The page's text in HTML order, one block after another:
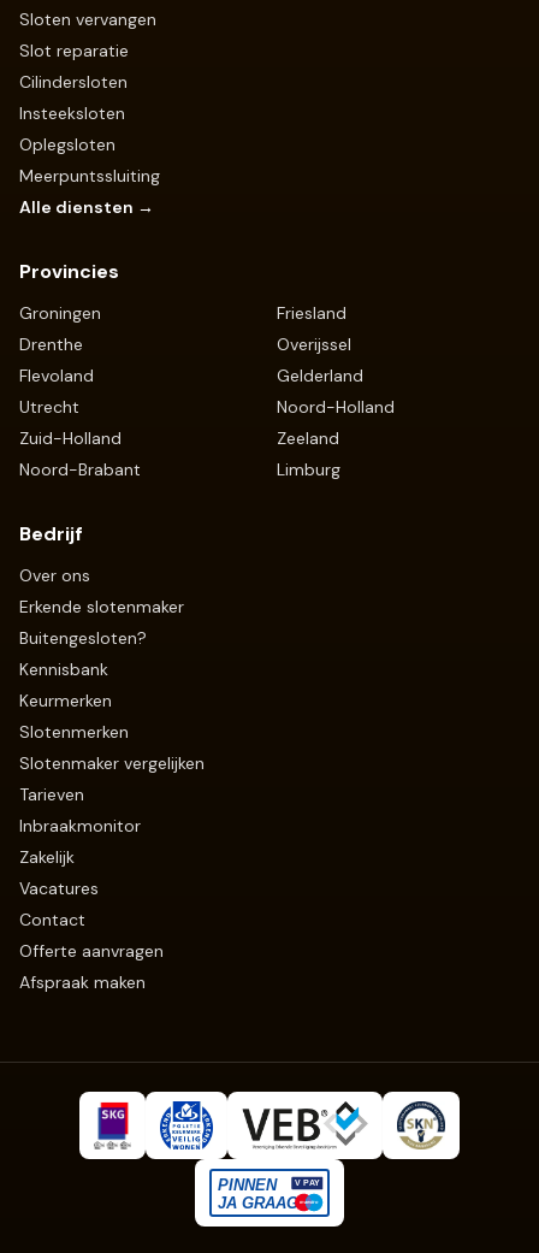
Sloten vervangen
Slot reparatie
Cilindersloten
Insteeksloten
Oplegsloten
Meerpuntssluiting
Alle diensten →
Provincies
Groningen
Friesland
Drenthe
Overijssel
Flevoland
Gelderland
Utrecht
Noord-Holland
Zuid-Holland
Zeeland
Noord-Brabant
Limburg
Bedrijf
Over ons
Erkende slotenmaker
Buitengesloten?
Kennisbank
Keurmerken
Slotenmerken
Slotenmaker vergelijken
Tarieven
Inbraakmonitor
Zakelijk
Vacatures
Contact
Offerte aanvragen
Afspraak maken